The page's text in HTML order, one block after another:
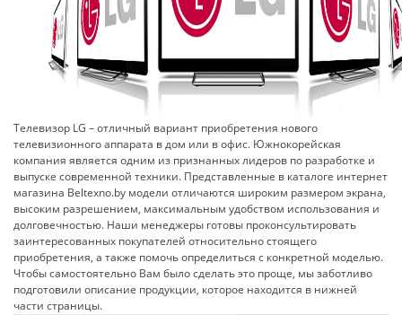
Телевизор LG – отличный вариант приобретения нового
телевизионного аппарата в дом или в офис. Южнокорейская
компания является одним из признанных лидеров по разработке и
выпуске современной техники. Представленные в каталоге интернет
магазина Beltexno.by модели отличаются широким размером экрана,
высоким разрешением, максимальным удобством использования и
долговечностью. Наши менеджеры готовы проконсультировать
заинтересованных покупателей относительно стоящего
приобретения, а также помочь определиться с конкретной моделью.
Чтобы самостоятельно Вам было сделать это проще, мы заботливо
подготовили описание продукции, которое находится в нижней
части страницы.